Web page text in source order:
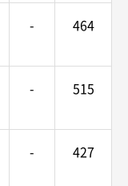
- 464
- 515
- 427